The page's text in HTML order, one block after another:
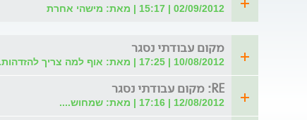
02/09/2012 | 15:17 | מאת: מישהי אחרת
מקום עבודתי נסגר
10/08/2012 | 17:25 | מאת: אוף למה צריך להזדהות...
RE: מקום עבודתי נסגר
12/08/2012 | 17:16 | מאת: שמחוש....